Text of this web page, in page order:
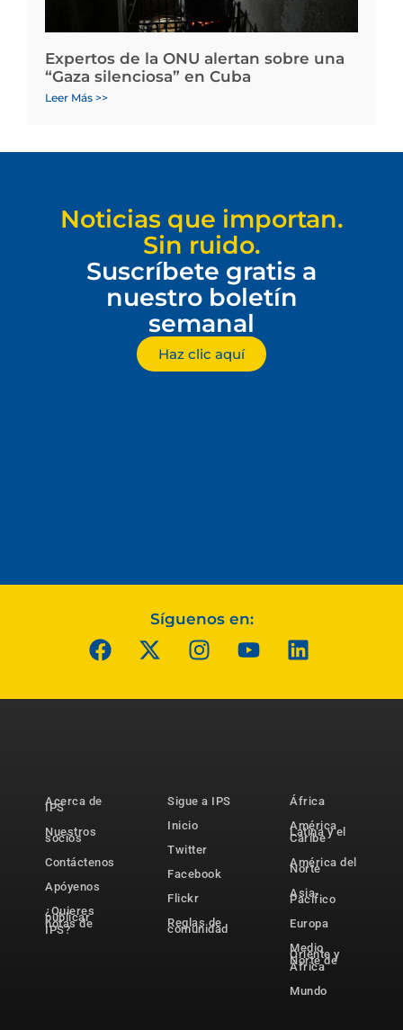
Expertos de la ONU alertan sobre una
“Gaza silenciosa” en Cuba
Leer Más >>
Noticias que importan.
Sin ruido.
Suscríbete gratis a
nuestro boletín
semanal
Haz clic aquí
Síguenos en:
Acerca de
IPS
Nuestros
socios
Contáctenos
Apóyenos
¿Quieres
publicar
notas de
IPS?
Sigue a IPS
Inicio
Twitter
Facebook
Flickr
Reglas de
comunidad
África
América
Latina y el
Caribe
América del
Norte
Asia-
Pacífico
Europa
Medio
Oriente y
Norte de
África
Mundo